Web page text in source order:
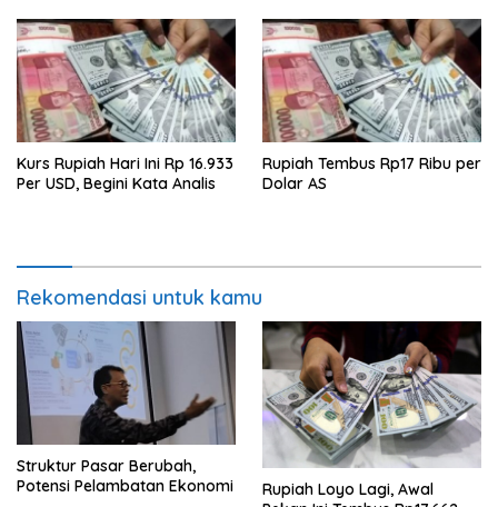
Kurs Rupiah Hari Ini Rp 16.933
Per USD, Begini Kata Analis
Rupiah Tembus Rp17 Ribu per
Dolar AS
Rekomendasi untuk kamu
Struktur Pasar Berubah,
Potensi Pelambatan Ekonomi
Rupiah Loyo Lagi, Awal